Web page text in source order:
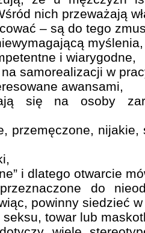
nich przeważają
– są do tego
myślenia,
i wiarygodne,
samorealizacji w
awansami,
się na osoby
przemęczone,
i dlatego otwarcie
do
powinny siedzieć
towar lub